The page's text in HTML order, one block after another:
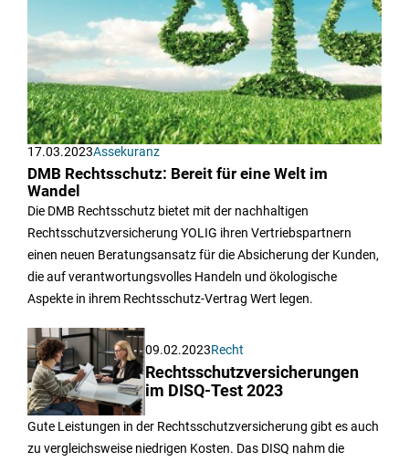
17.03.2023Assekuranz
DMB Rechtsschutz: Bereit für eine Welt im
Wandel
Die DMB Rechtsschutz bietet mit der nachhaltigen
Rechtsschutzversicherung YOLIG ihren Vertriebspartnern
einen neuen Beratungsansatz für die Absicherung der Kunden,
die auf verantwortungsvolles Handeln und ökologische
Aspekte in ihrem Rechtsschutz-Vertrag Wert legen.
09.02.2023Recht
Rechtsschutzversicherungen
im DISQ-Test 2023
Gute Leistungen in der Rechtsschutzversicherung gibt es auch
zu vergleichsweise niedrigen Kosten. Das DISQ nahm die